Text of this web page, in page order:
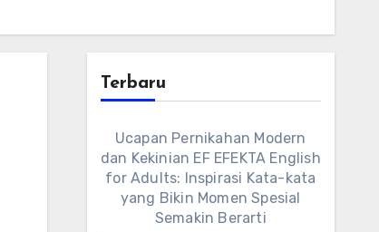
Terbaru
Ucapan Pernikahan Modern
dan Kekinian EF EFEKTA English
for Adults: Inspirasi Kata-kata
yang Bikin Momen Spesial
Semakin Berarti